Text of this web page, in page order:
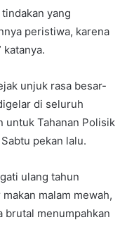
yang
peristiwa, karena
katanya.
unjuk rasa besar-
di seluruh
untuk Tahanan Polisik
pekan lalu.
ulang tahun
malam mewah,
brutal menumpahkan